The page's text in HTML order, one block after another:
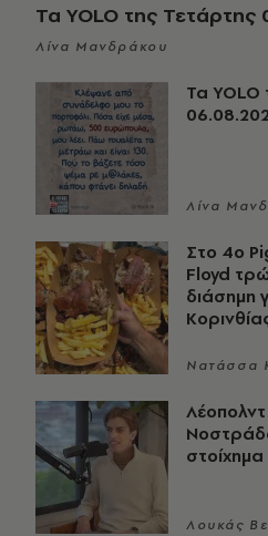
Τα YOLO της Τετάρτης
Λίνα Μανδράκου
Τα YOLO
Λίνα
Στο 4ο
Floyd
διάσημη
Νατάσσα
Λουκάς